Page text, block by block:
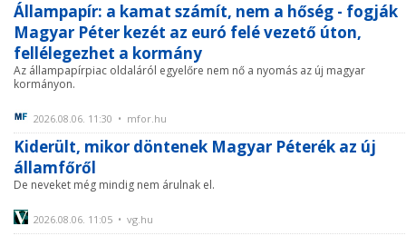
Állampapír: a kamat számít, nem a hőség - fogják
Magyar Péter kezét az euró felé vezető úton,
fellélegezhet a kormány
Az állampapírpiac oldaláról egyelőre nem nő a nyomás az új magyar
kormányon.
2026.08.06. 11:30 • mfor.hu
Kiderült, mikor döntenek Magyar Péterék az új
államfőről
De neveket még mindig nem árulnak el.
2026.08.06. 11:05 • vg.hu